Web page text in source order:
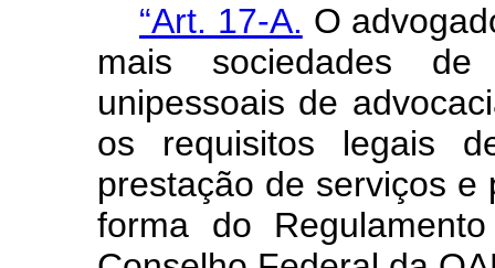
“Art. 17-A. O
mais sociedades de
unipessoais de
os requisitos legais
prestação de serviços e
forma do